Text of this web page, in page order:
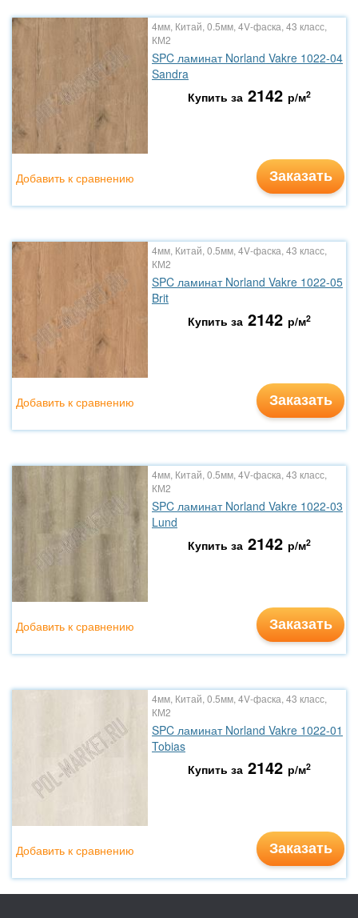
4мм, Китай, 0.5мм, 4V-фаска, 43 класс,
КМ2
SPC ламинат Norland Vakre 1022-04
Sandra
Купить за 2142 р/м2
Заказать
Добавить к сравнению
4мм, Китай, 0.5мм, 4V-фаска, 43 класс,
КМ2
SPC ламинат Norland Vakre 1022-05
Brit
Купить за 2142 р/м2
Заказать
Добавить к сравнению
4мм, Китай, 0.5мм, 4V-фаска, 43 класс,
КМ2
SPC ламинат Norland Vakre 1022-03
Lund
Купить за 2142 р/м2
Заказать
Добавить к сравнению
4мм, Китай, 0.5мм, 4V-фаска, 43 класс,
КМ2
SPC ламинат Norland Vakre 1022-01
Tobias
Купить за 2142 р/м2
Заказать
Добавить к сравнению